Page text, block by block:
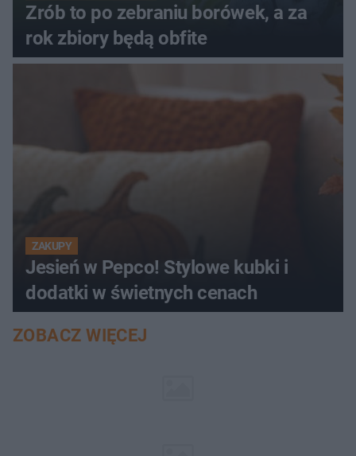
Zrób to po zebraniu borówek, a za
rok zbiory będą obfite
ZAKUPY
Jesień w Pepco! Stylowe kubki i
dodatki w świetnych cenach
ZOBACZ WIĘCEJ